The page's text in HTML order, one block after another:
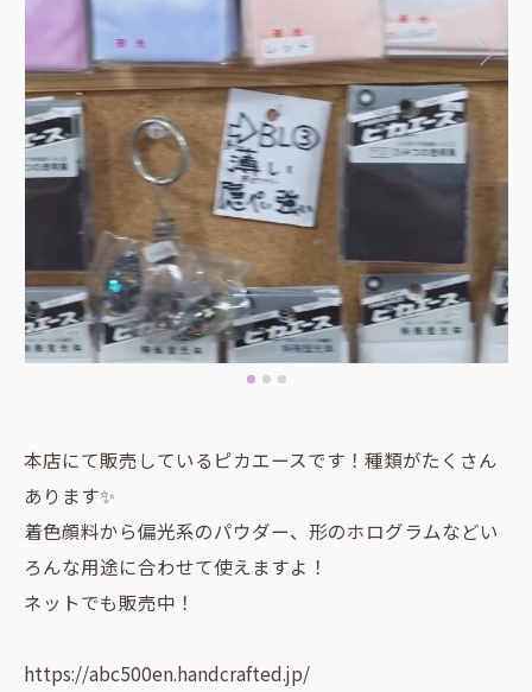
本店にて販売しているピカエースです！種類がたくさん
あります✨️
着色顔料から偏光系のパウダー、形のホログラムなどい
ろんな用途に合わせて使えますよ！
ネットでも販売中！
https://abc500en.handcrafted.jp/